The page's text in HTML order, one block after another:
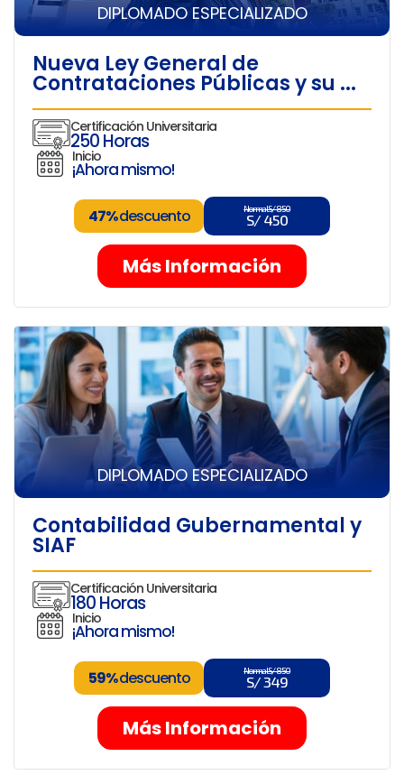
DIPLOMADO ESPECIALIZADO
Nueva Ley General de
Contrataciones Públicas y su ...
Certificación Universitaria
250 Horas
Inicio
¡Ahora mismo!
47%descuento Normal S/ 850
S/ 450
Más Información
DIPLOMADO ESPECIALIZADO
Contabilidad Gubernamental y
SIAF
Certificación Universitaria
180 Horas
Inicio
¡Ahora mismo!
59%descuento Normal S/ 850
S/ 349
Más Información